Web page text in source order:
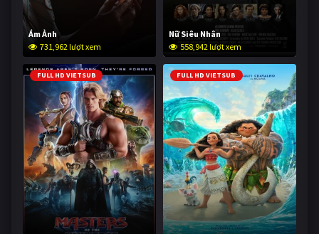
Ám Ảnh
731,962 lượt xem
Nữ Siêu Nhân
558,942 lượt xem
FULL HD VIETSUB FULL HD VIETSUB